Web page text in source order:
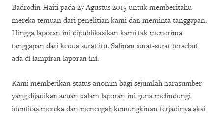
Badrodin Haiti pada 27 Agustus 2015 untuk memberitahu
mereka temuan dari penelitian kami dan meminta tanggapan.
Hingga laporan ini dipublikasikan kami tak menerima
tanggapan dari kedua surat itu. Salinan surat-surat tersebut
ada di lampiran laporan ini.
Kami memberikan status anonim bagi sejumlah narasumber
yang dijadikan acuan dalam laporan ini guna melindungi
identitas mereka dan mencegah kemungkinan terjadinya aksi